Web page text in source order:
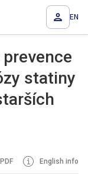
EN
statiny
English info